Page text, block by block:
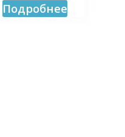
Подробнее